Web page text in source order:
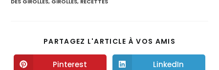
DES GIROLLES, GIROLLES, RECETTES
PARTAGEZ L'ARTICLE À VOS AMIS
Pinterest LinkedIn